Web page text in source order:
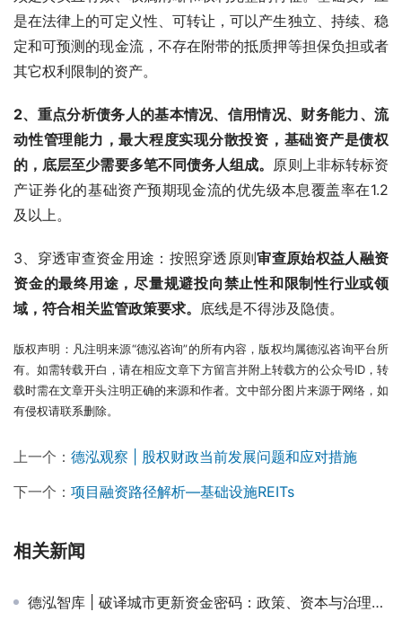
是在法律上的可定义性、可转让，可以产生独立、持续、稳
定和可预测的现金流，不存在附带的抵质押等担保负担或者
其它权利限制的资产。
2、重点分析债务人的基本情况、信用情况、财务能力、流
动性管理能力，最大程度实现分散投资，基础资产是债权
的，底层至少需要多笔不同债务人组成。 原则上非标转标资
产证券化的基础资产预期现金流的优先级本息覆盖率在1.2
及以上。
3、穿透审查资金用途：按照穿透原则审查原始权益人融资
资金的最终用途，尽量规避投向禁止性和限制性行业或领
域，符合相关监管政策要求。 底线是不得涉及隐债。
版权声明：凡注明来源“德泓咨询”的所有内容，版权均属德泓咨询平台所
有。如需转载开白，请在相应文章下方留言并附上转载方的公众号ID，转
载时需在文章开头注明正确的来源和作者。文中部分图片来源于网络，如
有侵权请联系删除。
上一个： 德泓观察 | 股权财政当前发展问题和应对措施
下一个： 项目融资路径解析—基础设施REITs
相关新闻
德泓智库 | 破译城市更新资金密码：政策、资本与治理的深度协同